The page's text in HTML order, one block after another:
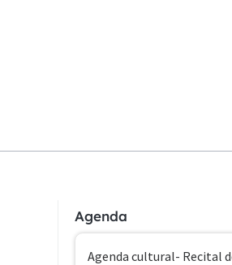
Agenda
Agenda cultural- Recital